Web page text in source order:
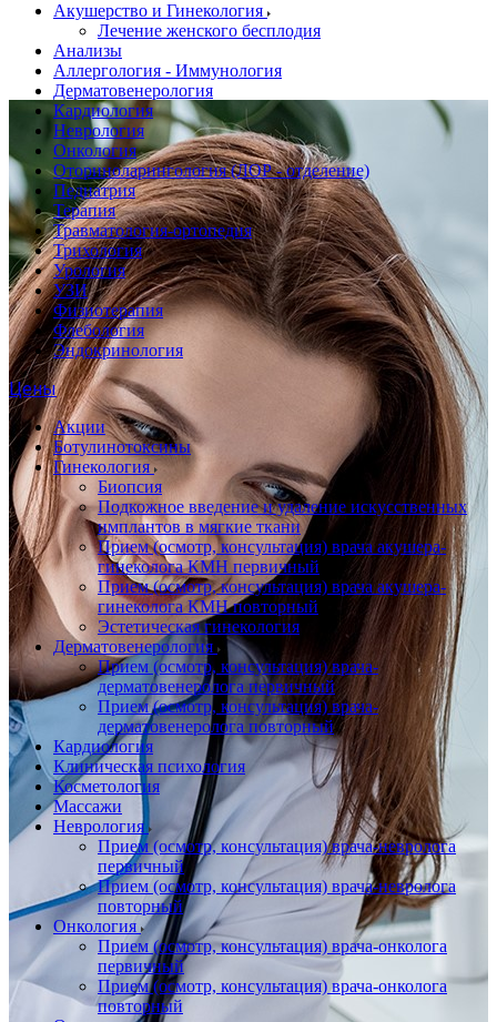
Акушерство и Гинекология
Лечение женского бесплодия
Анализы
Аллергология - Иммунология
Дерматовенерология
Кардиология
Неврология
Онкология
Оториноларингология (ЛОР - отделение)
Педиатрия
Терапия
Травматология-ортопедия
Трихология
Урология
УЗИ
Физиотерапия
Флебология
Эндокринология
Цены
Акции
Ботулинотоксины
Гинекология
Биопсия
Подкожное введение и удаление искусственных
имплантов в мягкие ткани
Прием (осмотр, консультация) врача акушера-
гинеколога КМН первичный
Прием (осмотр, консультация) врача акушера-
гинеколога КМН повторный
Эстетическая гинекология
Дерматовенерология
Прием (осмотр, консультация) врача-
дерматовенеролога первичный
Прием (осмотр, консультация) врача-
дерматовенеролога повторный
Кардиология
Клиническая психология
Косметология
Массажи
Неврология
Прием (осмотр, консультация) врача-невролога
первичный
Прием (осмотр, консультация) врача-невролога
повторный
Онкология
Прием (осмотр, консультация) врача-онколога
первичный
Прием (осмотр, консультация) врача-онколога
повторный